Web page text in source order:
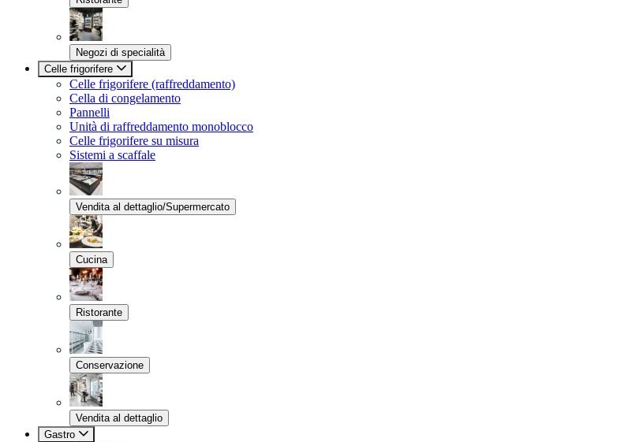
Negozi di specialità
Celle frigorifere
Celle frigorifere (raffreddamento)
Cella di congelamento
Pannelli
Unità di raffreddamento monoblocco
Celle frigorifere su misura
Sistemi a scaffale
Vendita al dettaglio/Supermercato
Cucina
Ristorante
Conservazione
Vendita al dettaglio
Gastro